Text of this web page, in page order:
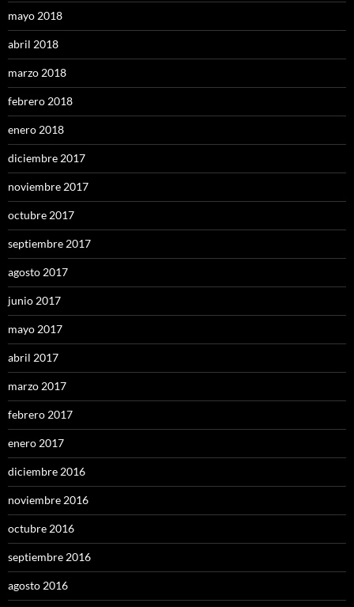
mayo 2018
abril 2018
marzo 2018
febrero 2018
enero 2018
diciembre 2017
noviembre 2017
octubre 2017
septiembre 2017
agosto 2017
junio 2017
mayo 2017
abril 2017
marzo 2017
febrero 2017
enero 2017
diciembre 2016
noviembre 2016
octubre 2016
septiembre 2016
agosto 2016